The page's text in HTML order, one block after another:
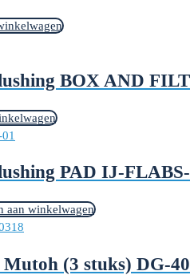
BOX AND
PAD IJ-
aan winkelwagen
Mutoh (3 stuks) DG-